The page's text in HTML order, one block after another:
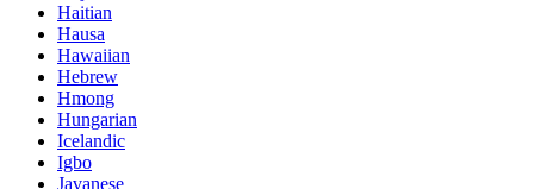
Haitian
Hausa
Hawaiian
Hebrew
Hmong
Hungarian
Icelandic
Igbo
Javanese